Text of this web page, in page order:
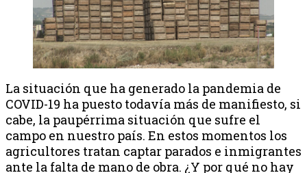
La situación que ha generado la pandemia de
COVID-19 ha puesto todavía más de manifiesto, si
cabe, la paupérrima situación que sufre el
campo en nuestro país. En estos momentos los
agricultores tratan captar parados e inmigrantes
ante la falta de mano de obra. ¿Y por qué no hay